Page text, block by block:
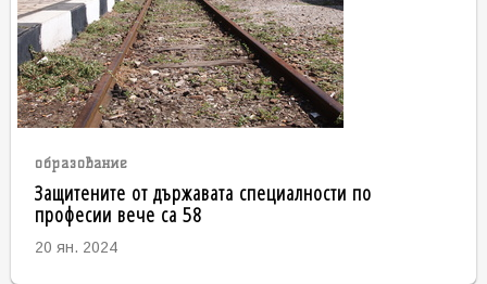
образование
Защитените от държавата специалности по
професии вече са 58
20 ян. 2024